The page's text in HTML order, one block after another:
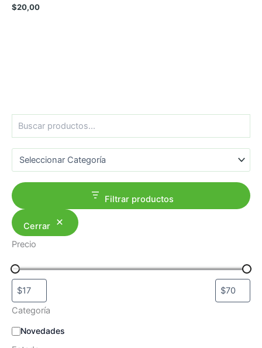
Filtrar productos
Cerrar
Precio
Categoría
C Novedades
$20,00